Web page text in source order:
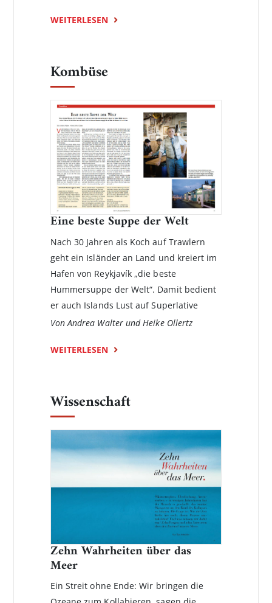
WEITERLESEN
Kombüse
Eine beste Suppe der Welt
Nach 30 Jahren als Koch auf Trawlern
geht ein Isländer an Land und kreiert im
Hafen von Reykjavík „die beste
Hummersuppe der Welt“. Damit bedient
er auch Islands Lust auf Superlative
Von Andrea Walter und Heike Ollertz
WEITERLESEN
Wissenschaft
Zehn Wahrheiten über das
Meer
Ein Streit ohne Ende: Wir bringen die